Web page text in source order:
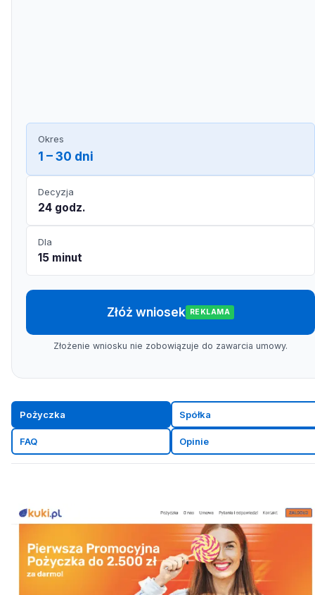
Okres
1 – 30 dni
Decyzja
24 godz.
Dla
15 minut
Złóż wniosek REKLAMA
Złożenie wniosku nie zobowiązuje do zawarcia umowy.
Pożyczka Spółka
FAQ Opinie